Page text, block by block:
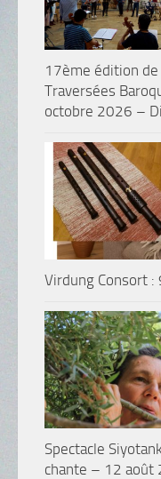
17ème édition de
Traversées
octobre 2026 –
Virdung Consort
Spectacle
chante – 12 août